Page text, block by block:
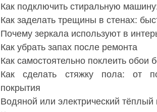
Как подключить стиральную
Как заделать трещины в стенах:
Почему зеркала используют в
Как убрать запах после ремонта
Как самостоятельно поклеить обои
Как сделать стяжку пола: от
покрытия
Водяной или электрический тёплый